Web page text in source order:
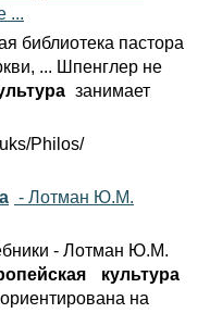
...
библиотека пастора
... Шпенглер не
занимает
Philos/
- Лотман Ю.М.
- Лотман Ю.М.
культура
на